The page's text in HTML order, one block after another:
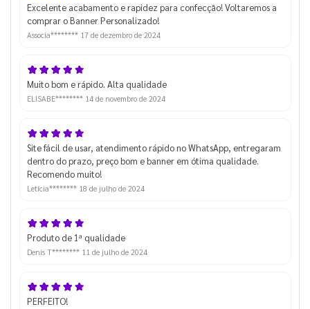
Excelente acabamento e rapidez para confecção! Voltaremos a
comprar o Banner Personalizado!
Associa******** 17 de dezembro de 2024
Muito bom e rápido. Alta qualidade
ELISABE******** 14 de novembro de 2024
Site fácil de usar, atendimento rápido no WhatsApp, entregaram
dentro do prazo, preço bom e banner em ótima qualidade.
Recomendo muito!
Letícia******** 18 de julho de 2024
Produto de 1ª qualidade
Denis T******** 11 de julho de 2024
PERFEITO!